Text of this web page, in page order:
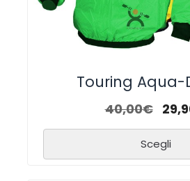
Touring Aqua-
40,00€
Scegli